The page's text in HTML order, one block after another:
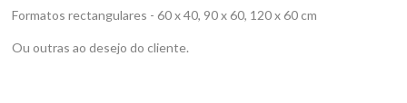
Notícias
Contatos
Formatos rectangulares - 60 x 40, 90 x 60, 120 x 60 cm
Ou outras ao desejo do cliente.